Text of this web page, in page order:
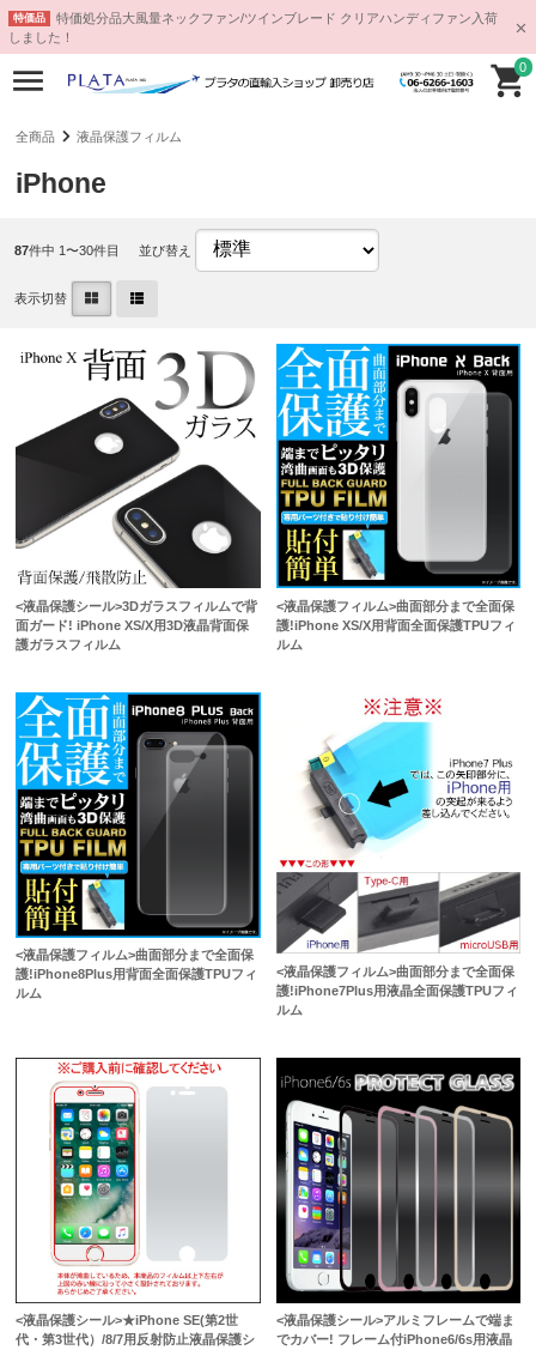
特価品
特価処分品大風量ネックファン/ツインブレード クリアハンディファン入荷
しました！
0
全商品 液晶保護フィルム
iPhone
87件中 1〜30件目 並び替え
表示切替
<液晶保護シール>3Dガラスフィルムで背
面ガード! iPhone XS/X用3D液晶背面保
護ガラスフィルム
<液晶保護フィルム>曲面部分まで全面保
護!iPhone XS/X用背面全面保護TPUフィ
ルム
<液晶保護フィルム>曲面部分まで全面保
護!iPhone8Plus用背面全面保護TPUフィ
ルム
<液晶保護フィルム>曲面部分まで全面保
護!iPhone7Plus用液晶全面保護TPUフィ
ルム
<液晶保護シール>★iPhone SE(第2世
代・第3世代）/8/7用反射防止液晶保護シ
<液晶保護シール>アルミフレームで端ま
でカバー! フレーム付iPhone6/6s用液晶